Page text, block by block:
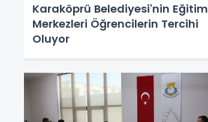
Karaköprü Belediyesi'nin Eğitim
Merkezleri Öğrencilerin Tercihi
Oluyor